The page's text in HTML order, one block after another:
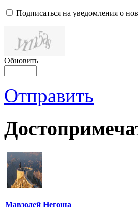
Подписаться на уведомления о
Обновить
Отправить
Мавзолей Негоша